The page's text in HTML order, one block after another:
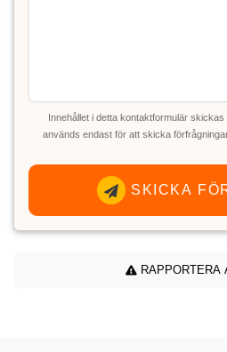
Innehållet i detta kontaktformulär
används endast för att skicka
SKICKA
RAPPORTERA